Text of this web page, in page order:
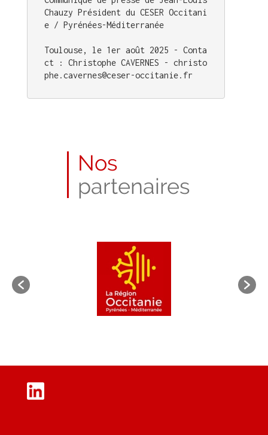
Chauzy Président du CESER Occitani
e / Pyrénées-Méditerranée
Toulouse, le 1er août 2025 - Conta
ct : Christophe CAVERNES - christo
phe.cavernes@ceser-occitanie.fr
Nos
partenaires
LinkedIn